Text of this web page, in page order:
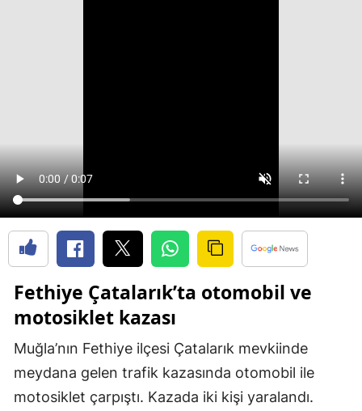
Fethiye Çatalarık’ta otomobil ve
motosiklet kazası
Muğla’nın Fethiye ilçesi Çatalarık mevkiinde
meydana gelen trafik kazasında otomobil ile
motosiklet çarpıştı. Kazada iki kişi yaralandı.